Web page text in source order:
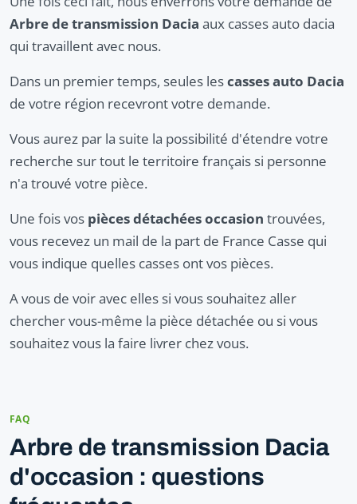
Arbre de transmission Dacia aux casses auto dacia
qui travaillent avec nous.
Dans un premier temps, seules lescasses auto Dacia
de votre région recevront votre demande.
Vous aurez par la suite la possibilité d'étendre votre
recherche sur tout le territoire français si personne
n'a trouvé votre pièce.
Une fois vos pièces détachées occasion trouvées,
vous recevez un mail de la part de France Casse qui
vous indique quelles casses ont vos pièces.
A vous de voir avec elles si vous souhaitez aller
chercher vous-même la pièce détachée ou si vous
souhaitez vous la faire livrer chez vous.
FAQ
Arbre de transmission Dacia
d'occasion : questions